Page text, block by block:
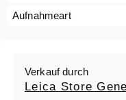
Aufnahmeart
Verkauf durch
Leica Store